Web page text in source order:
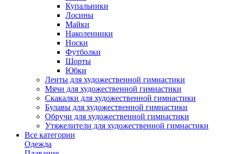
Купальники
Лосины
Майки
Наколенники
Носки
Футболки
Шорты
Юбки
Ленты для художественной гимнастики
Мячи для художественной гимнастики
Скакалки для художественной гимнастики
Булавы для художественной гимнастики
Обручи для художественной гимнастики
Утяжелители для художественной гимнастики
Все категории
Одежда